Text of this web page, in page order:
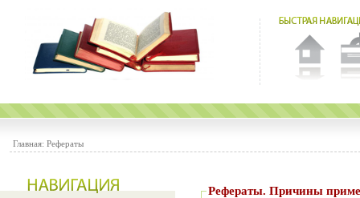
Главная: Рефераты
Рефераты.